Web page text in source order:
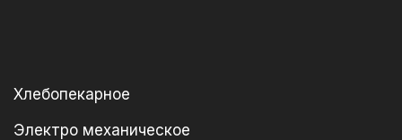
Хлебопекарное
Электро механическое